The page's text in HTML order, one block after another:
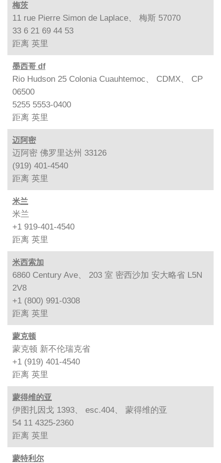
梅茨
11 rue Pierre Simon de Laplace、 梅斯 57070
33 6 21 69 44 53
距离 英里
墨西哥 df
Rio Hudson 25 Colonia Cuauhtemoc、 CDMX、 CP
06500
5255 5553-0400
距离 英里
迈阿密
迈阿密 佛罗里达州 33126
(919) 401-4540
距离 英里
米兰
米兰
+1 919-401-4540
距离 英里
米西索加
6860 Century Ave、 203 室 密西沙加 安大略省 L5N
2V8
+1 (800) 991-0308
距离 英里
蒙克顿
蒙克顿 新不伦瑞克省
+1 (919) 401-4540
距离 英里
蒙得维的亚
伊图扎因戈 1393、 esc.404、 蒙得维的亚
54 11 4325-2360
距离 英里
蒙特利尔